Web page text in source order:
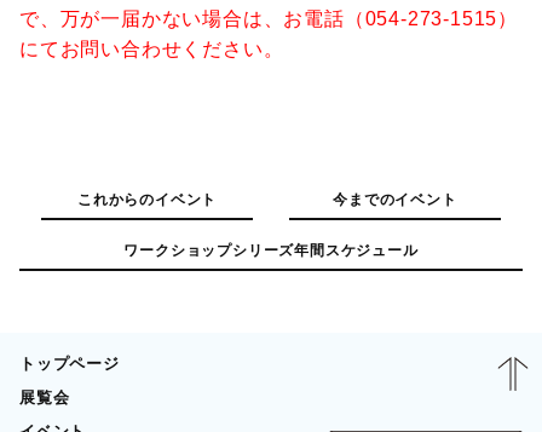
で、万が一届かない場合は、お電話（054-273-1515）
にてお問い合わせください。
これからのイベント 今までのイベント
ワークショップシリーズ年間スケジュール
トップページ
展覧会